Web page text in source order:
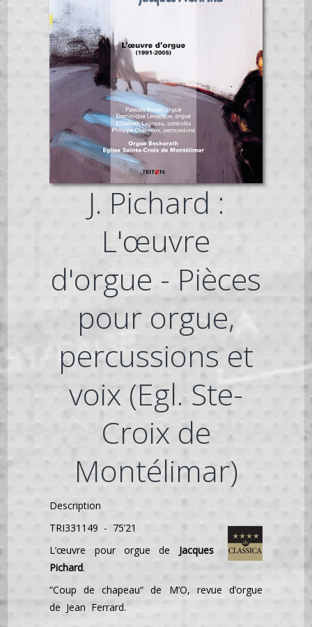
J. Pichard :
L'œuvre
d'orgue - Pièces
pour orgue,
percussions et
voix (Egl. Ste-
Croix de
Montélimar)
Description
TRI331149 - 75’21
L’œuvre pour orgue de Jacques
Pichard.
“Coup de chapeau“ de M’O, revue d’orgue
de Jean Ferrard.